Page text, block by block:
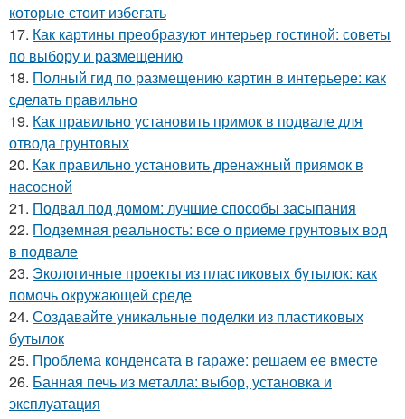
которые стоит избегать
17. Как картины преобразуют интерьер гостиной: советы
по выбору и размещению
18. Полный гид по размещению картин в интерьере: как
сделать правильно
19. Как правильно установить примок в подвале для
отвода грунтовых
20. Как правильно установить дренажный приямок в
насосной
21. Подвал под домом: лучшие способы засыпания
22. Подземная реальность: все о приеме грунтовых вод
в подвале
23. Экологичные проекты из пластиковых бутылок: как
помочь окружающей среде
24. Создавайте уникальные поделки из пластиковых
бутылок
25. Проблема конденсата в гараже: решаем ее вместе
26. Банная печь из металла: выбор, установка и
эксплуатация